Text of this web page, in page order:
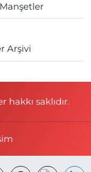
Arşivi
hakkı saklıdır.